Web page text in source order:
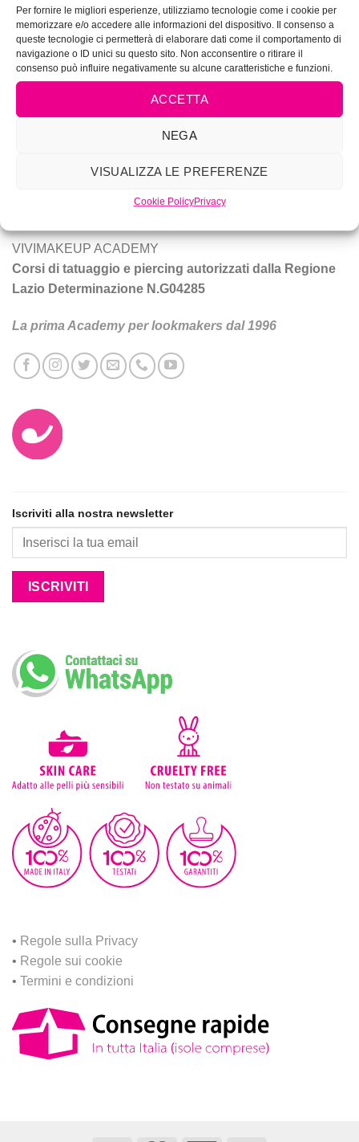
Per fornire le migliori esperienze, utilizziamo tecnologie come i cookie per
memorizzare e/o accedere alle informazioni del dispositivo. Il consenso a
queste tecnologie ci permetterà di elaborare dati come il comportamento di
navigazione o ID unici su questo sito. Non acconsentire o ritirare il
consenso può influire negativamente su alcune caratteristiche e funzioni.
ACCETTA
NEGA
VISUALIZZA LE PREFERENZE
Cookie PolicyPrivacy
Prodotti per MakeUp
Vivi Make Up è corsi di make-up, trucco sposa, tatuaggio e
Tecniche e prodotti per ottenere un trucco da star.
VIVIMAKEUP ACADEMY
Corsi di tatuaggio e piercing autorizzati dalla Regione
Lazio Determinazione N.G04285
La prima Academy per lookmakers dal 1996
Iscriviti alla nostra newsletter
• Regole sulla Privacy
• Regole sui cookie
• Termini e condizioni